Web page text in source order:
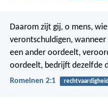
Daarom zijt gij, o mens,
verontschuldigen,
een ander oordeelt,
oordeelt, bedrijft dezelfde
Romeinen 2:1 rechtvaardigheid